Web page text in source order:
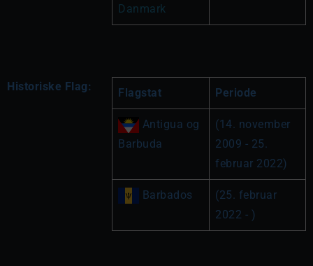
Danmark
Historiske Flag: Flagstat Periode
Antigua og
Barbuda
(14. november
2009 - 25.
februar 2022)
Barbados
(25. februar
2022 - )